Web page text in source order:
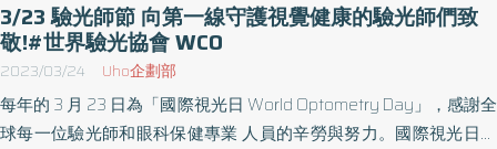
3/23 驗光師節 向第一線守護視覺健康的驗光師們致
敬!#世界驗光協會 WCO
2023/03/24 Uho企劃部
每年的 3 月 23 日為「國際視光日 World Optometry Day」，感謝全
球每一位驗光師和眼科保健專業 人員的辛勞與努力。國際視光日可